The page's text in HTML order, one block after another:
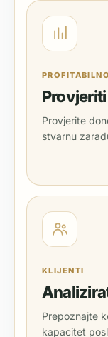
Provjerite
stvarnu
KLIJENTI
Prepoznajte
kapacitet